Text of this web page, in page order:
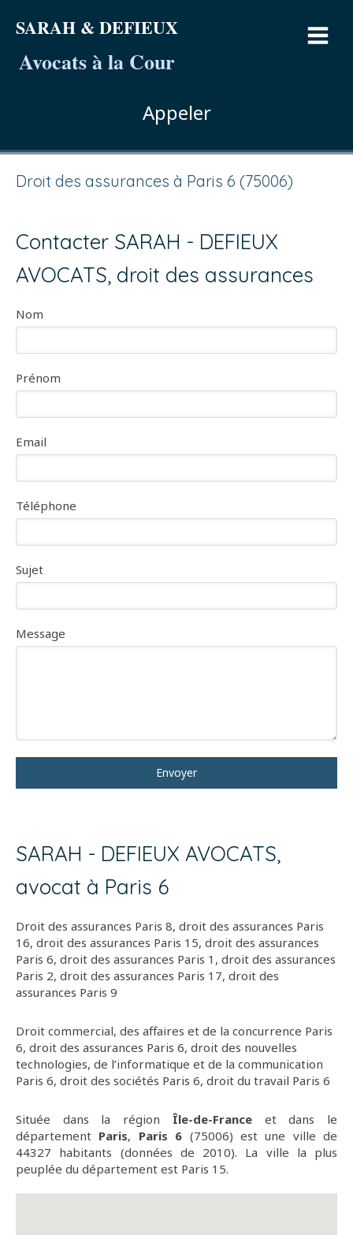
SARAH & DEFIEUX
Avocats à la Cour
Appeler
Droit des assurances à Paris 6 (75006)
Contacter SARAH - DEFIEUX
AVOCATS, droit des assurances
Nom
Prénom
Email
Téléphone
Sujet
Message
Envoyer
SARAH - DEFIEUX AVOCATS,
avocat à Paris 6
Droit des assurances Paris 8, droit des assurances Paris
16, droit des assurances Paris 15, droit des assurances
Paris 6, droit des assurances Paris 1 , droit des assurances
Paris 2, droit des assurances Paris 17, droit des
assurances Paris 9
Droit commercial, des affaires et de la concurrence Paris
6, droit des assurances Paris 6, droit des nouvelles
technologies, de l’informatique et de la communication
Paris 6, droit des sociétés Paris 6, droit du travail Paris 6
Située dans la région Île-de-Franceet dans le
département Paris, Paris 6 (75006) est une ville de
44327 habitants (données de 2010). La ville la plus
peuplée du département est Paris 15.